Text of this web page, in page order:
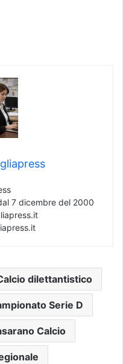
7 dicembre del 2000
dilettantistico
Serie D
Calcio